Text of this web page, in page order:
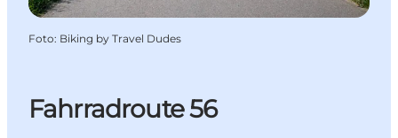
Fahrradroute 56
Foto: Biking by Travel Dudes